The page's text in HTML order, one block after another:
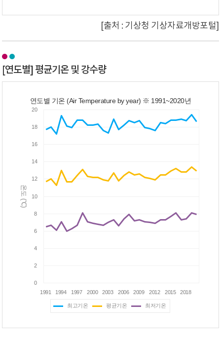
[출처 : 기상청 기상자료개방포털]
[연도별] 평균기온 및 강수량
연도별 기온 (Air Temperature by year) ※ 1991~2020년
최고기온 평균기온 최저기온